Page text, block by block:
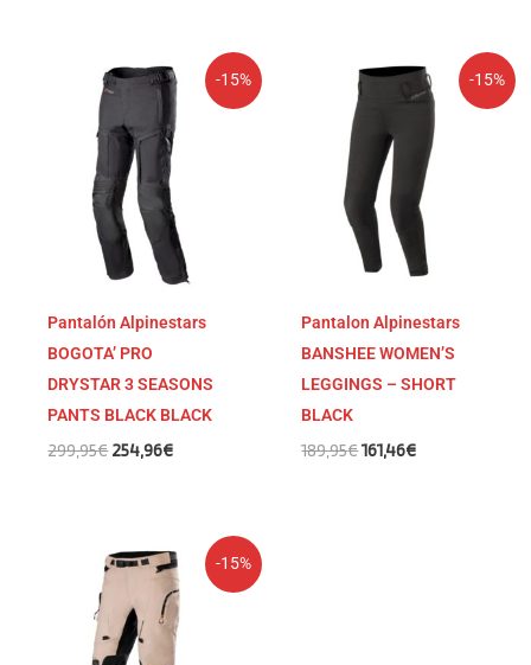
-15%
Pantalón Alpinestars
BOGOTA’ PRO
DRYSTAR 3 SEASONS
PANTS BLACK BLACK
299,95€
El
precio
original
era:
299,95€.
254,96€
El
precio
actual
es:
-15%
Pantalon Alpinestars
BANSHEE WOMEN’S
LEGGINGS – SHORT
BLACK
189,95€
El
precio
era:
189,95€.
161,46€
El
precio
actual
es:
161,46€.
-15%
El
precio
original
era:
489,95€.
El
precio
actual
es:
416,46€.